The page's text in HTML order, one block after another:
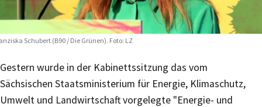
Schubert (B90 / Die Grünen). Foto: LZ
Gestern wurde in der Kabinettssitzung das vom
Sächsischen Staatsministerium für Energie, Klimaschutz,
Umwelt und Landwirtschaft vorgelegte "Energie- und